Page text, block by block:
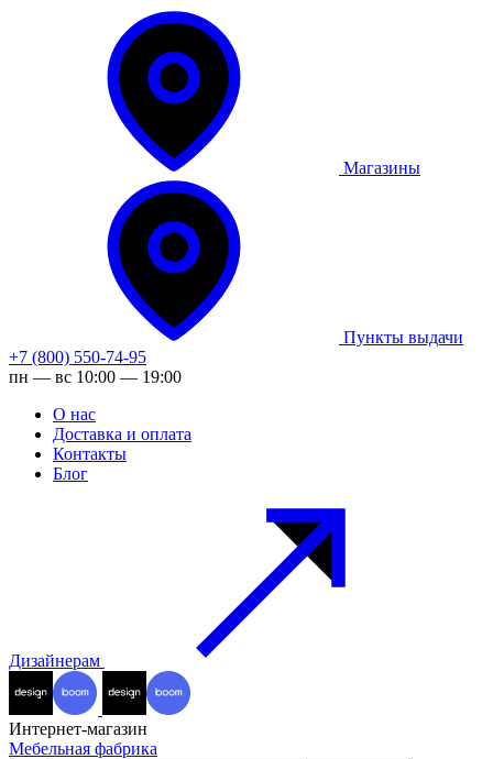
Магазины
Пункты выдачи
+7 (800) 550-74-95
пн — вс 10:00 — 19:00
О нас
Доставка и оплата
Контакты
Блог
Дизайнерам
Интернет-магазин
Мебельная фабрика